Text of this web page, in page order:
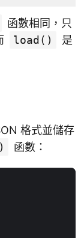
函數相同，只
load()
是
格式並儲存
函數：